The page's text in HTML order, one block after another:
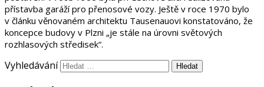
přístavba garáží pro přenosové vozy. Ještě v roce 1970 bylo
v článku věnovaném architektu Tausenauovi konstatováno, že
koncepce budovy v Plzni „je stále na úrovni světových
rozhlasových středisek“.
Vyhledávání